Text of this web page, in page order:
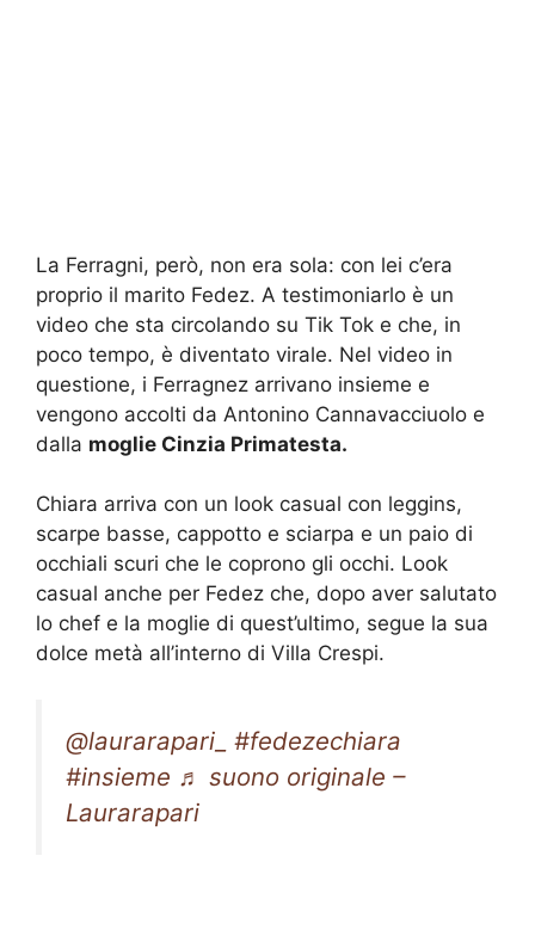
La Ferragni, però, non era sola: con lei c’era
proprio il marito Fedez. A testimoniarlo è un
video che sta circolando su Tik Tok e che, in
poco tempo, è diventato virale. Nel video in
questione, i Ferragnez arrivano insieme e
vengono accolti da Antonino Cannavacciuolo e
dalla moglie Cinzia Primatesta.
Chiara arriva con un look casual con leggins,
scarpe basse, cappotto e sciarpa e un paio di
occhiali scuri che le coprono gli occhi. Look
casual anche per Fedez che, dopo aver salutato
lo chef e la moglie di quest’ultimo, segue la sua
dolce metà all’interno di Villa Crespi.
@laurarapari_
#fedezechiara
#insieme ♬ suono originale –
Laurarapari